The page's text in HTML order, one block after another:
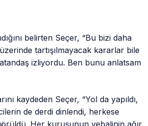
belirten Seçer, “Bu bizi daha
tartışılmayacak kararlar bile
izliyordu. Ben bunu anlatsam
kaydeden Seçer, “Yol da yapıldı,
de derdi dinlendi, herkese
Her kuruşunun vebalinin ağır